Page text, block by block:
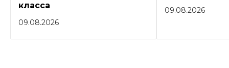
класса
09.08.2026
09.08.2026